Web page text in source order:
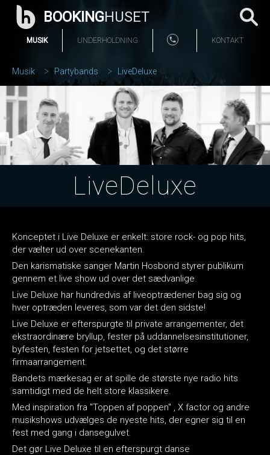
BOOKINGHUSET
MUSIK UNDERHOLDNING KONTAKT
Musik Partybands LiveDeluxe
LiveDeluxe
Konceptet i Live Deluxe er enkelt: store rock- og pop hits,
der vælter ud over scenekanten.
Den karismatiske sanger Martin Hosbond styrer publikum
gennem et live show ud over det sædvanlige.
Live Deluxe har hundredvis af liveoptrædener bag sig og
hver optræden leveres, som var det den sidste!
Live Deluxe er efterspurgte til private arrangementer, det
ekstraordinære bryllup, fester på uddannelsesinstitutioner,
byfesten, festen for jetsettet, og det større
firmaarrangement.
Bandets mærkesag er at spille de største nye radio hits
samtidigt med de helt store klassikere.
Med inspiration fra "Toppen af poppen" , X factor og andre
musikshows udvælges de nyeste hits, der egner sig til en
fest med gang i dansegulvet.
Det gør Live Deluxe til en efterspurgt danse